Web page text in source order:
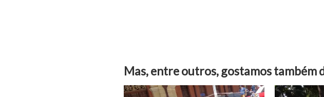
Mas, entre outros, gostamos também